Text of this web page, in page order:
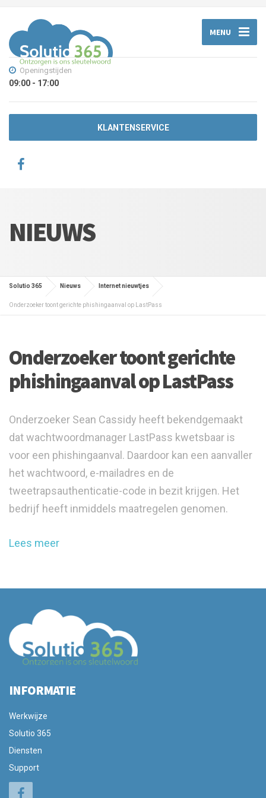
MENU
Openingstijden
09:00 - 17:00
KLANTENSERVICE
NIEUWS
Solutio 365 Nieuws Internet nieuwtjes
Onderzoeker toont gerichte phishingaanval op LastPass
Onderzoeker toont gerichte
phishingaanval op LastPass
Onderzoeker Sean Cassidy heeft bekendgemaakt
dat wachtwoordmanager LastPass kwetsbaar is
voor een phishingaanval. Daardoor kan een aanvaller
het wachtwoord, e-mailadres en de
tweetrapsauthenticatie-code in bezit krijgen. Het
bedrijf heeft inmiddels maatregelen genomen.
Lees meer
INFORMATIE
Werkwijze
Solutio 365
Diensten
Support